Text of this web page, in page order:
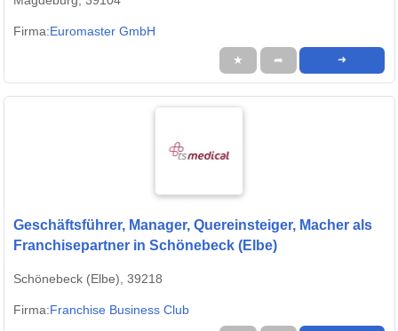
Firma:Euromaster GmbH
★ ➦ ➜
Geschäftsführer, Manager, Quereinsteiger, Macher als
Franchisepartner in Schönebeck (Elbe)
Schönebeck (Elbe), 39218
Firma:Franchise Business Club